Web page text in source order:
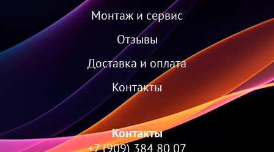
Монтаж и сервис
Отзывы
Доставка и оплата
Контакты
Контакты
+7 (909) 384 80 07